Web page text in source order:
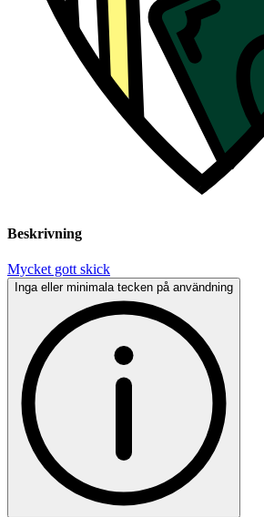
Beskrivning
Mycket gott skick
Inga eller minimala tecken på användning